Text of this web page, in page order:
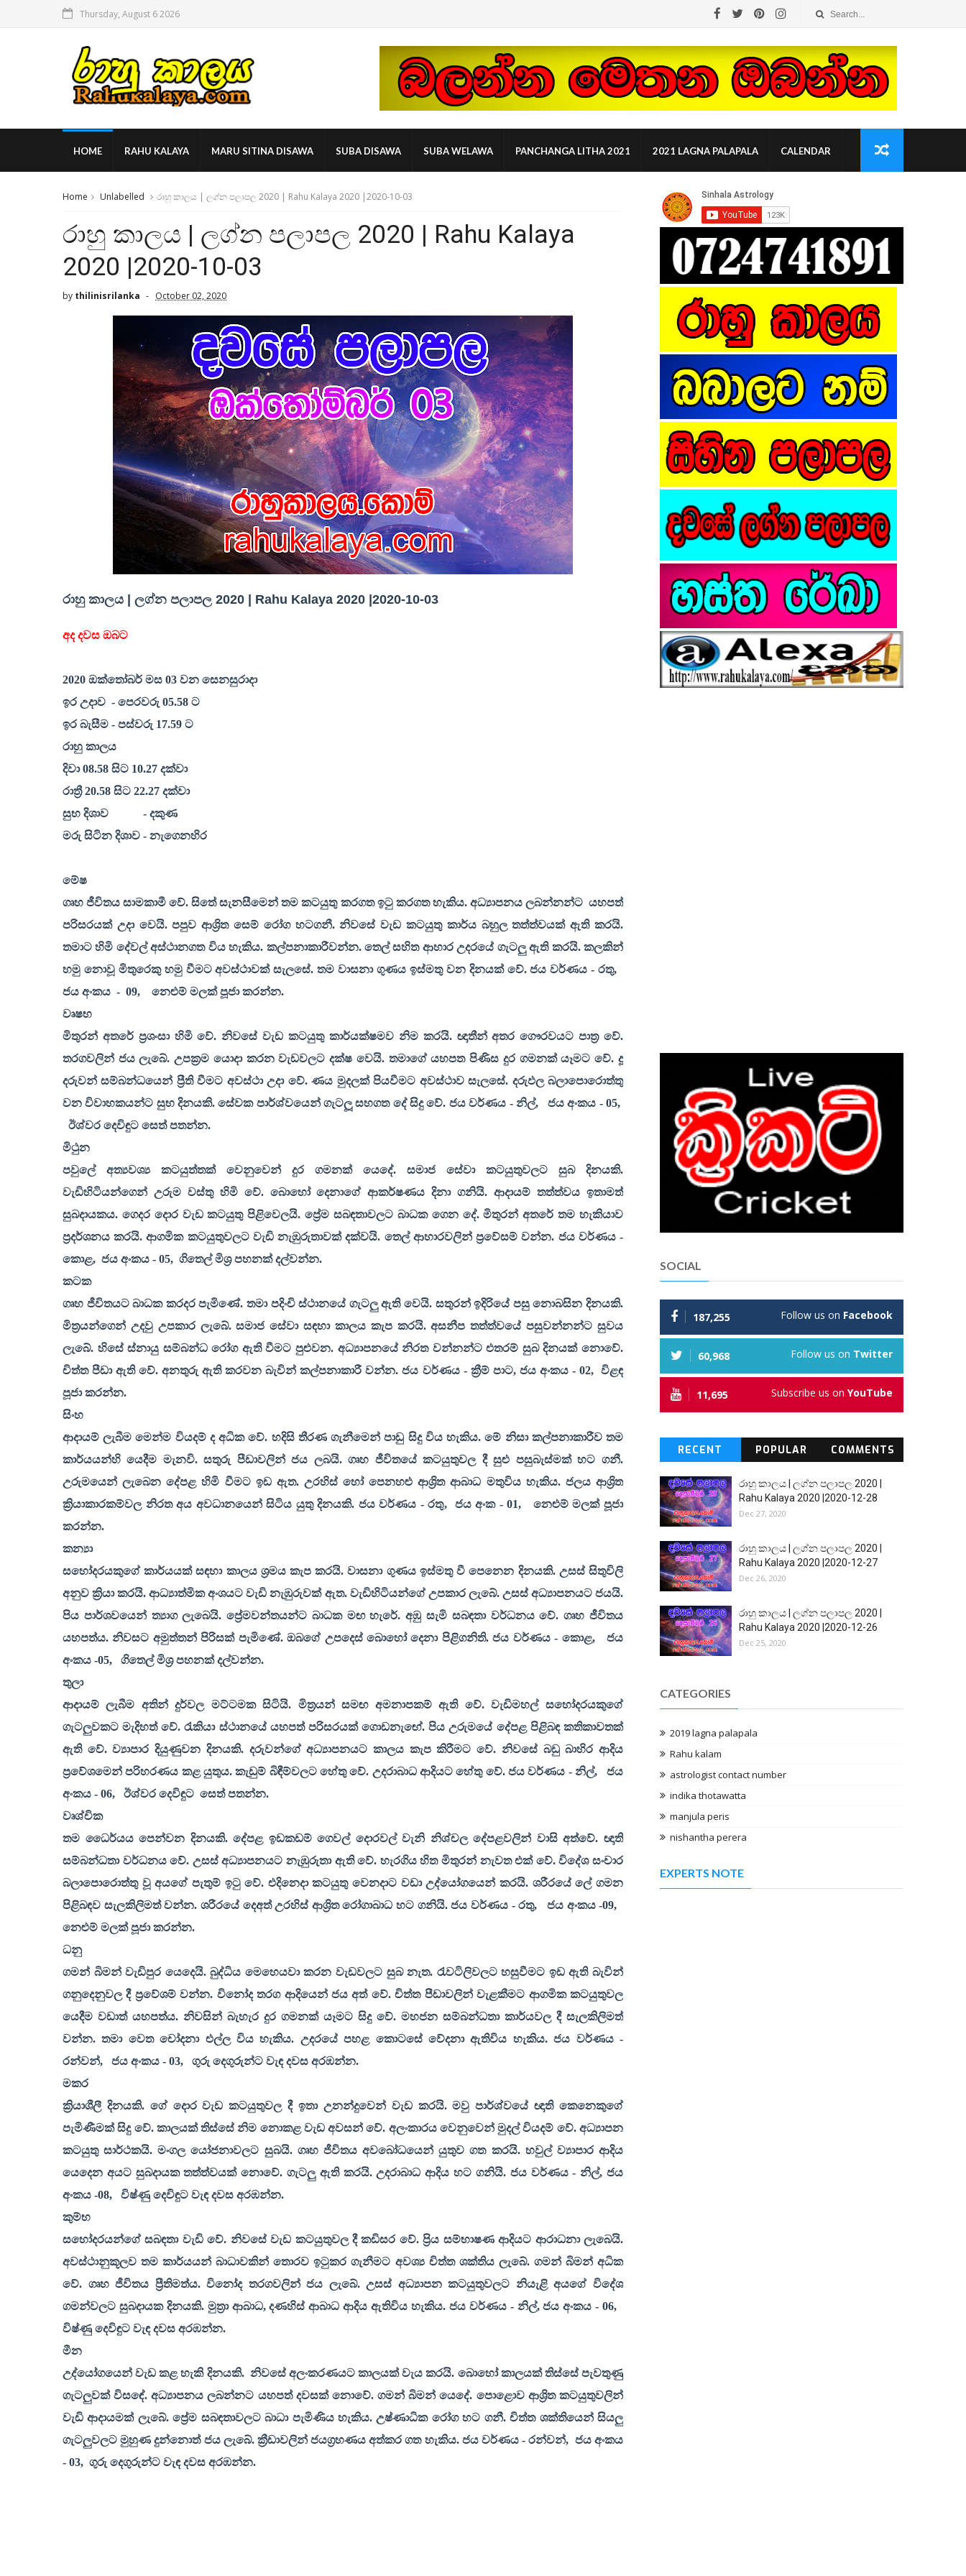
Thursday, August 6 2026
HOME RAHU KALAYA MARU SITINA DISAWA SUBA DISAWA SUBA WELAWA PANCHANGA LITHA 2021 2021 LAGNA PALAPALA CALENDAR
Home Unlabelled රාහු කාලය | ලග්න පලාපල 2020 | Rahu Kalaya 2020 |2020-10-03
රාහු කාලය | ලග්න පලාපල 2020 | Rahu Kalaya
2020 |2020-10-03
by thilinisrilanka October 02, 2020
රාහු කාලය | ලග්න පලාපල 2020 | Rahu Kalaya 2020 |2020-10-03
අද දවස ඔබට
2020 ඔක්තෝබර් මස 03 වන සෙනසුරාදා
ඉර උදාව - පෙරවරු 05.58 ට
ඉර බැසීම - පස්වරු 17.59 ට
රාහු කාලය
දිවා08.58 සිට 10.27 දක්වා
රාත්‍රී20.58 සිට 22.27 දක්වා
සුභ දිශාව
- දකුණ
මරු සිටින දිශාව - නැගෙනහිර
මේෂ
ගෘහ ජීවිතය සාමකාමී වේ. සිතේ සැනසීමෙන් තම කටයුතු කරගත ඉටු කරගත හැකිය. අධ්‍යාපනය ලබන්නන්ට යහපත්
පරිසරයක් උදා වෙයි. පපුව ආශ්‍රිත සෙම් රෝග හටගනී. නිවසේ වැඩ කටයුතු කාර්ය බහුල තත්ත්වයක් ඇති කරයි.
තමාට හිමි දේවල් අස්ථානගත විය හැකිය. කල්පනාකාරීවන්න. තෙල් සහිත ආහාර උදරයේ ගැටලු ඇති කරයි. කලකින්
හමු නොවූ මිතුරෙකු හමු වීමට අවස්ථාවක් සැලසේ. තම වාසනා ගුණය ඉස්මතු වන දිනයක් වේ. ජය වර්ණය - රතු,
ජය අංකය - 09,
නෙළුම් මලක් පූජා කරන්න.
වෘෂභ
මිතුරන් අතරේ ප්‍රශංසා හිමි වේ. නිවසේ වැඩ කටයුතු කාර්යක්ෂමව නිම කරයි. ඥාතීන් අතර ගෞරවයට පාත්‍ර වේ.
තරගවලින් ජය ලැබේ. උපක්‍රම යොදා කරන වැඩවලට දක්ෂ වෙයි. තමාගේ යහපත පිණිස දුර ගමනක් යෑමට වේ. දූ
දරුවන් සම්බන්ධයෙන් ප්‍රීති වීමට අවස්ථා උදා වේ. ණය මුදලක් පියවීමට අවස්ථාව සැලසේ. දරුඵල බලාපොරොත්තු
වන විවාහකයන්ට සුභ දිනයකි. සේවක පාර්ශ්වයෙන් ගැටලූ සහගත දේ සිදු වේ. ජය වර්ණය - නිල්, ජය අංකය -05,
ඊශ්වර දෙවිඳුට සෙත් පතන්න.
මිථුන
පවුලේ අත්‍යවශ්‍ය කටයුත්තක් වෙනුවෙන් දුර ගමනක් යෙදේ. සමාජ සේවා කටයුතුවලට සුබ දිනයකි.
වැඩිහිටියන්ගෙන් උරුම වස්තු හිමි වේ. බොහෝ දෙනාගේ ආකර්ෂණය දිනා ගනියි. ආදායම් තත්ත්වය ඉතාමත්
සුබදායකය. ගෙදර දොර වැඩ කටයුතු පිළිවෙලයි. ප්‍රේම සබඳතාවලට බාධක ගෙන දේ. මිතුරන් අතරේ තම හැකියාව
ප්‍රදර්ශනය කරයි. ආගමික කටයුතුවලට වැඩි නැඹුරුතාවක් දක්වයි. තෙල් ආහාරවලින් ප්‍රවේසම් වන්න. ජය වර්ණය -
කොළ, ජය අංකය - 05, ගිතෙල් මිශ්‍ර පහනක් දල්වන්න.
කටක
ගෘහ ජීවිතයට බාධක කරදර පැමිණේ. තමා පදිංචි ස්ථානයේ ගැටලු ඇති වෙයි. සතුරන් ඉදිරියේ පසු නොබසින දිනයකි.
මිත්‍රයන්ගෙන් උදවු උපකාර ලැබේ. සමාජ සේවා සඳහා කාලය කැප කරයි. අසනීප තත්ත්වයේ පසුවන්නන්ට සුවය
ලැබේ. හිසේ ස්නායු සම්බන්ධ රෝග ඇති වීමට පුළුවන. අධ්‍යාපනයේ නිරත වන්නන්ට එතරම් සුබ දිනයක් නොවේ.
චිත්ත පීඩා ඇති වේ. අනතුරු ඇති කරවන බැවින් කල්පනාකාරී වන්න. ජය වර්ණය - ක්‍රීම් පාට, ජය අංකය - 02, විළඳ
පූජා කරන්න.
සිංහ
ආදායම් ලැබීම මෙන්ම වියදම් ද අධික වේ. හදිසි තීරණ ගැනීමෙන් පාඩු සිදු විය හැකිය. මේ නිසා කල්පනාකාරීව තම
කාර්යයන්හි යෙදීම මැනවි. සතුරු පීඩාවලින් ජය ලබයි. ගෘහ ජීවිතයේ කටයුතුවල දී සුළු පසුබැස්මක් හට ගනී.
උරුමයෙන් ලැබෙන දේපළ හිමි වීමට ඉඩ ඇත. උරහිස් හෝ පෙනහළු ආශ්‍රිත ආබාධ මතුවිය හැකිය. ජලය ආශ්‍රිත
ක්‍රියාකාරකම්වල නිරත අය අවධානයෙන් සිටිය යුතු දිනයකි. ජය වර්ණය - රතු, ජය අංක -01,
නෙළුම් මලක් පූජා
කරන්න.
කන්‍යා
සහෝදරයකුගේ කාර්යයක් සඳහා කාලය ශ්‍රමය කැප කරයි. වාසනා ගුණය ඉස්මතු වී පෙනෙන දිනයකි. උසස් සිතුවිලි
අනුව ක්‍රියා කරයි. ආධ්‍යාත්මික අංශයට වැඩි නැඹුරුවක් ඇත. වැඩිහිටියන්ගේ උපකාර ලැබේ. උසස් අධ්‍යාපනයට ජයයි.
පිය පාර්ශවයෙන් ත්‍යාග ලැබෙයි. ප්‍රේමවන්තයන්ට බාධක මඟ හැරේ. අඹු සැමි සබඳතා වර්ධනය වේ. ගෘහ ජීවිතය
යහපත්ය. නිවසට අමුත්තන් පිරිසක් පැමිණේ. ඔබගේ උපදෙස් බොහෝ දෙනා පිළිගනිති. ජය වර්ණය - කොළ,
ජය
අංකය -05,
ගිතෙල් මිශ්‍ර පහනක් දල්වන්න.
තුලා
ආදායම් ලැබීම අතින් දුර්වල මට්ටමක සිටියි. මිත්‍රයන් සමඟ අමනාපකම් ඇති වේ. වැඩිමහල් සහෝදරයකුගේ
ගැටලුවකට මැදිහත් වේ. රැකියා ස්ථානයේ යහපත් පරිසරයක් ගොඩනැඟේ. පිය උරුමයේ දේපළ පිළිබඳ කතිකාවතක්
ඇති වේ. ව්‍යාපාර දියුණුවන දිනයකි. දරුවන්ගේ අධ්‍යාපනයට කාලය කැප කිරීමට වේ. නිවසේ බඩු බාහිර ආදිය
ප්‍රවේශමෙන් පරිහරණය කළ යුතුය. කැඩුම් බිඳීම්වලට හේතු වේ. උදරාබාධ ආදියට හේතු වේ. ජය වර්ණය - නිල්,
ජය
අංකය - 06, ඊශ්වර දෙවිඳුට සෙත් පතන්න.
වෘශ්චික
තම ධෛර්යය පෙන්වන දිනයකි. දේපළ ඉඩකඩම් ගෙවල් දොරවල් වැනි නිශ්චල දේපළවලින් වාසි අත්වේ. ඥාති
සම්බන්ධතා වර්ධනය වේ. උසස් අධ්‍යාපනයට නැඹුරුතා ඇති වේ. හැරගිය හිත මිතුරන් නැවත එක් වේ. විදේශ සංචාර
බලාපොරොත්තු වූ අයගේ පැතුම් ඉටු වේ. එදිනෙදා කටයුතු වෙනදාට වඩා උද්යෝගයෙන් කරයි. ශරීරයේ ලේ ගමන
පිළිබඳව සැලකිලිමත් වන්න. ශරීරයේ දෙඅත් උරහිස් ආශ්‍රිත රෝගාබාධ හට ගනියි. ජය වර්ණය - රතු, ජය අංකය -09,
නෙළුම් මලක් පූජා කරන්න.
ධනු
ගමන් බිමන් වැඩිපුර යෙදෙයි. බුද්ධිය මෙහෙයවා කරන වැඩවලට සුබ නැත. රැවටිලිවලට හසුවීමට ඉඩ ඇති බැවින්
ගනුදෙනුවල දී ප්‍රවේශම් වන්න. විනෝද තරග ආදියෙන් ජය අත් වේ. චිත්ත පීඩාවලින් වැළකීමට ආගමික කටයුතුවල
යෙදීම වඩාත් යහපත්ය. නිවසින් බැහැර දුර ගමනක් යෑමට සිදු වේ. මහජන සම්බන්ධතා කාර්යවල දී සැලකිලිමත්
වන්න. තමා වෙත චෝදනා එල්ල විය හැකිය. උදරයේ පහළ කොටසේ වේදනා ඇතිවිය හැකිය. ජය වර්ණය -
රන්වන්, ජය අංකය - 03,
ගුරු දෙගුරුන්ට වැඳ දවස අරඹන්න.
මකර
ක්‍රියාශීලී දිනයකි. ගේ දොර වැඩ කටයුතුවල දී ඉතා උනන්දුවෙන් වැඩ කරයි. මවු පාර්ශ්වයේ ඥාති කෙනෙකුගේ
පැමිණීමක් සිදු වේ. කාලයක් තිස්සේ නිම නොකළ වැඩ අවසන් වේ. අලංකාරය වෙනුවෙන් මුදල් වියදම් වේ. අධ්‍යාපන
කටයුතු සාර්ථකයි. මංගල යෝජනාවලට සුබයි. ගෘහ ජීවිතය අවබෝධයෙන් යුතුව ගත කරයි. හවුල් ව්‍යාපාර ආදිය
යෙදෙන අයට සුබදායක තත්ත්වයක් නොවේ. ගැටලු ඇති කරයි. උදරාබාධ ආදිය හට ගනියි. ජය වර්ණය - නිල්, ජය
අංකය -08,
විෂ්ණු දෙවිඳුට වැඳ දවස අරඹන්න.
කුම්භ
සහෝදරයන්ගේ සබඳතා වැඩි වේ. නිවසේ වැඩ කටයුතුවල දී කඩිසර වේ. ප්‍රිය සම්භාෂණ ආදියට ආරාධනා ලැබෙයි.
අවස්ථානුකූලව තම කාර්යයන් බාධාවකින් තොරව ඉටුකර ගැනීමට අවශ්‍ය චිත්ත ශක්තිය ලැබේ. ගමන් බිමන් අධික
වේ. ගෘහ ජීවිතය ප්‍රීතිමත්ය. විනෝද තරගවලින් ජය ලැබේ. උසස් අධ්‍යාපන කටයුතුවලට නියැළි අයගේ විදේශ
ගමන්වලට සුබදායක දිනයකි. මුත්‍රා ආබාධ,දණහිස් ආබාධ ආදිය ඇතිවිය හැකිය. ජය වර්ණය - නිල්,ජය අංකය -06,
විෂ්ණු දෙවිඳුට වැඳ දවස අරඹන්න.
මීන
උද්යෝගයෙන් වැඩ කළ හැකි දිනයකි. නිවසේ අලංකරණයට කාලයක් වැය කරයි. බොහෝ කාලයක් තිස්සේ පැවතුණු
ගැටලුවක් විසඳේ. අධ්‍යාපනය ලබන්නට යහපත් දවසක් නොවේ. ගමන් බිමන් යෙදේ. පොළොව ආශ්‍රිත කටයුතුවලින්
වැඩි ආදායමක් ලැබේ. ප්‍රේම සබඳතාවලට බාධා පැමිණිය හැකිය. උෂ්ණාධික රෝග හට ගනී. චිත්ත ශක්තියෙන් සියලු
ගැටලුවලට මුහුණ දුන්නොත් ජය ලැබේ. ක්‍රීඩාවලින් ජයග්‍රහණය අත්කර ගත හැකිය. ජය වර්ණය - රන්වන්, ජය අංකය
- 03, ගුරු දෙගුරුන්ට වැඳ දවස අරඹන්න.
SOCIAL
187,255 Follow us on Facebook
60,968 Follow us on Twitter
11,695 Subscribe us on YouTube
RECENT POPULAR COMMENTS
රාහු කාලය | ලග්න පලාපල 2020 |
Rahu Kalaya 2020 |2020-12-28
Dec 27, 2020
රාහු කාලය | ලග්න පලාපල 2020 |
Rahu Kalaya 2020 |2020-12-27
Dec 26, 2020
රාහු කාලය | ලග්න පලාපල 2020 |
Rahu Kalaya 2020 |2020-12-26
Dec 25, 2020
CATEGORIES
2019 lagna palapala
Rahu kalam
astrologist contact number
indika thotawatta
manjula peris
nishantha perera
EXPERTS NOTE